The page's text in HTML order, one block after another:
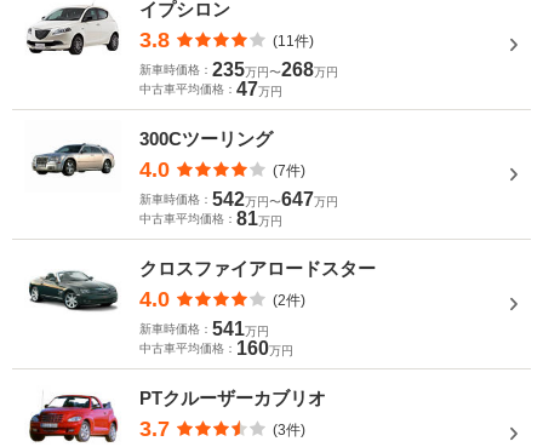
イプシロン
3.8 (11件)
新車時価格： 235万円〜268万円
中古車平均価格： 47万円
300Cツーリング
4.0 (7件)
新車時価格： 542万円〜647万円
中古車平均価格： 81万円
クロスファイアロードスター
4.0 (2件)
新車時価格： 541万円
中古車平均価格： 160万円
PTクルーザーカブリオ
3.7 (3件)